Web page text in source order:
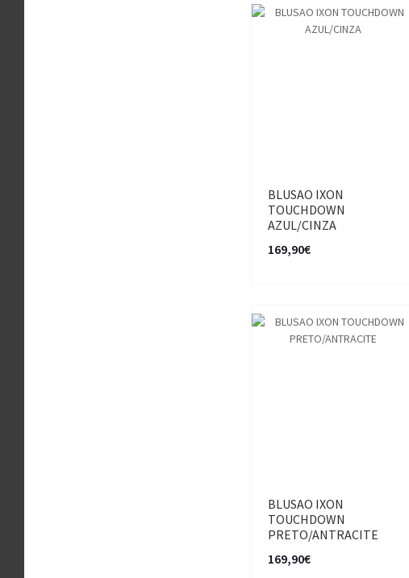
BLUSAO IXON
TOUCHDOWN
AZUL/CINZA
169,90€
BLUSAO IXON
TOUCHDOWN
PRETO/ANTRACITE
169,90€